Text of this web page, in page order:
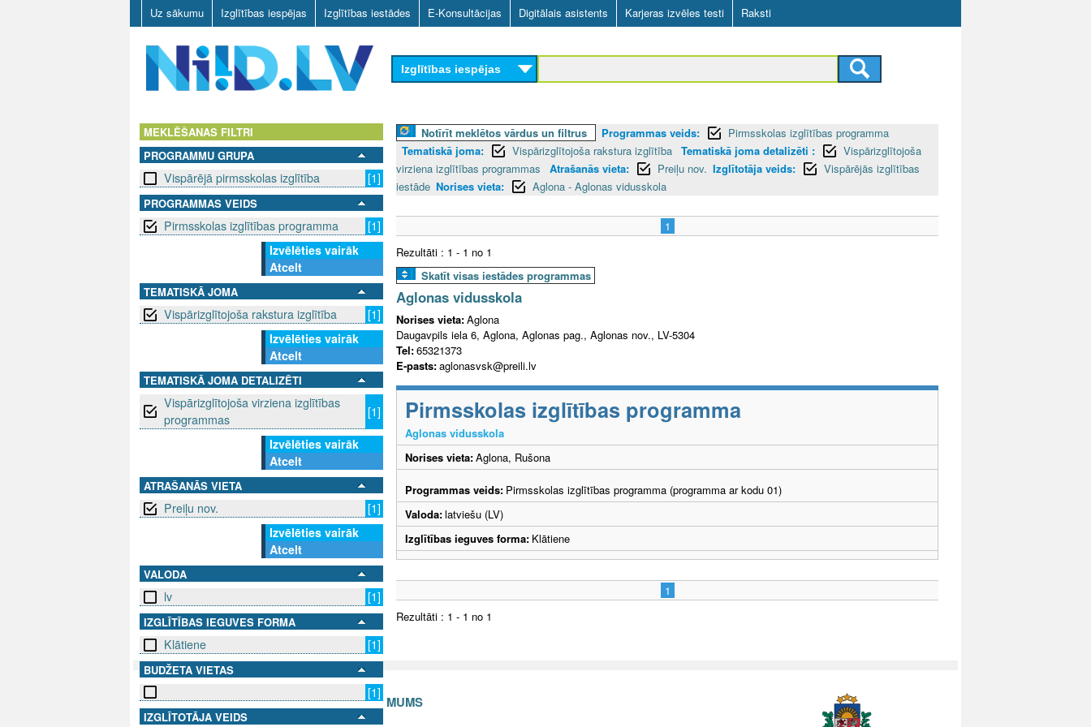
Skip
to
main
content
Uz sākumu Izglītības iespējas Izglītības iestādes E-Konsultācijas Digitālais asistents Karjeras izvēles testi Raksti
D
V
Izglītības iespējas
MEKLĒŠANAS FILTRI
PROGRAMMU GRUPA
Vispārējā pirmsskolas izglītība [1]
PROGRAMMAS VEIDS
Pirmsskolas izglītības programma
[1]
Izvēlēties vairāk
Atcelt
TEMATISKĀ JOMA
Vispārizglītojoša rakstura izglītība
[1]
Izvēlēties vairāk
Atcelt
TEMATISKĀ JOMA DETALIZĒTI
Vispārizglītojoša virziena izglītības
programmas
[1]
Izvēlēties vairāk
Atcelt
ATRAŠANĀS VIETA
Preiļu nov.
[1]
Izvēlēties vairāk
Atcelt
VALODA
lv [1]
IZGLĪTĪBAS IEGUVES FORMA
Klātiene [1]
BUDŽETA VIETAS
[1]
IZGLĪTOTĀJA VEIDS
Notīrīt meklētos vārdus un filtrus Programmas veids:
Pirmsskolas izglītības programma
Tematiskā joma:
Vispārizglītojoša rakstura izglītība Tematiskā joma detalizēti :
Vispārizglītojoša
virziena izglītības programmas
Atrašanās vieta: Preiļu nov. Izglītotāja veids:
Vispārējās izglītības
iestāde Norises vieta: Aglona - Aglonas vidusskola
1
Rezultāti : 1 - 1 no 1
Skatīt visas iestādes programmas
Aglonas vidusskola
Norises vieta:Aglona
Daugavpils iela 6, Aglona, Aglonas pag., Aglonas nov., LV-5304
Tel:65321373
E-pasts:aglonasvsk@preili.lv
Pirmsskolas izglītības programma
Aglonas vidusskola
Norises vieta:Aglona, Rušona
Programmas veids: Pirmsskolas izglītības programma (programma ar kodu 01)
Valoda:latviešu (LV)
Izglītības ieguves forma: Klātiene
1
Rezultāti : 1 - 1 no 1
SEKO MUMS SAZINIES AR MUMS